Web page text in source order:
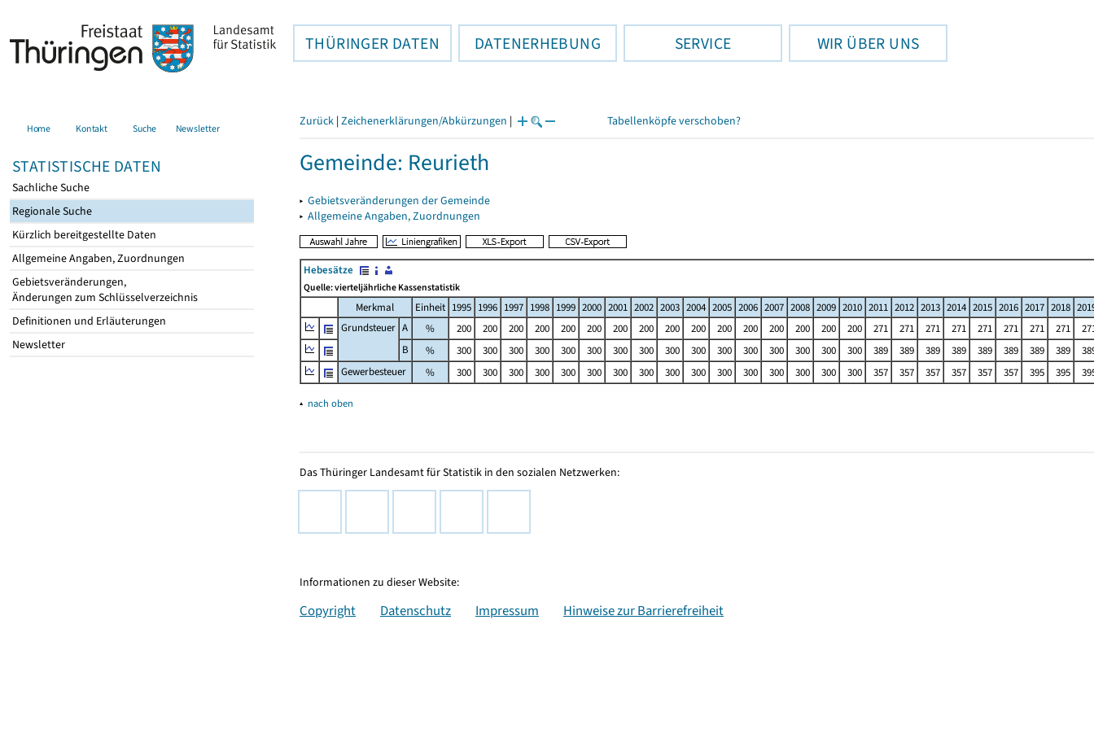
THÜRINGER DATEN DATENERHEBUNG SERVICE WIR ÜBER UNS
Home Kontakt Suche Newsletter
STATISTISCHE DATEN
Sachliche Suche
Regionale Suche
Kürzlich bereitgestellte Daten
Allgemeine Angaben, Zuordnungen
Gebietsveränderungen,
Änderungen zum Schlüsselverzeichnis
Definitionen und Erläuterungen
Newsletter
Zurück | Zeichenerklärungen/Abkürzungen | Tabellenköpfe verschoben?
Gemeinde: Reurieth
▸ Gebietsveränderungen der Gemeinde
▸ Allgemeine Angaben, Zuordnungen
Hebesätze
Quelle: vierteljährliche Kassenstatistik
Merkmal Einheit 1995 1996 1997 1998 1999 2000 2001 2002 2003 2004 2005 2006 2007 2008 2009 2010 2011 2012 2013 2014 2015 2016 2017 2018
Grundsteuer A % 200 200 200 200 200 200 200 200 200 200 200 200 200 200 200 200 271 271 271 271 271 271 271 271
B
% 300 300 300 300 300 300 300 300 300 300 300 300 300 300 300 300 389 389 389 389 389 389 389 389
Gewerbesteuer
% 300 300 300 300 300 300 300 300 300 300 300 300 300 300 300 300 357 357 357 357 357 357 395 395
▴ nach oben
Das Thüringer Landesamt für Statistik in den sozialen Netzwerken:
Informationen zu dieser Website:
Copyright Datenschutz Impressum Hinweise zur Barrierefreiheit